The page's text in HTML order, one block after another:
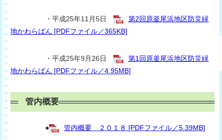
・平成25年11月5日
第2回原釜尾浜地区防災緑
地かわらばん [PDFファイル／365KB]
・平成25年9月26日
第1回原釜尾浜地区防災緑
地かわらばん [PDFファイル／4.95MB]
管内概要
● 管内概要 ２０１８ [PDFファイル／5.39MB]